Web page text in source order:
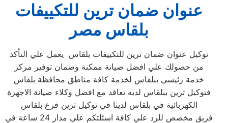
عنوان ضمان ترين للتكييفات
بلقاس مصر
توكيل عنوان ضمان ترين للتكييفات بلقاس ‏ يعمل علي التأكد
من حصولك علي افضل صيانة ممكنة وضمان توفير مركز
خدمة رئيسي ببلقاس‏ لخدمة كافة مناطق محافظة بلقاس‏
فتوكيل ترين ببلقاس‏ لديه تعاقد مع افضل وكلاء صيانة الاجهزة
الكهربائية في بلقاس‏ لدينا في توكيل ترين فرع بلقاس‏
فريق مخصص للرد علي كافة اسئلتكم علي مدار 24 ساعة في